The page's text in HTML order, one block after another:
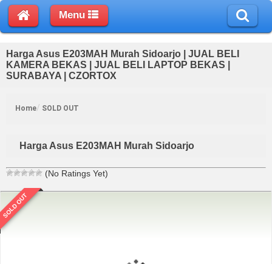
Menu
Harga Asus E203MAH Murah Sidoarjo | JUAL BELI
KAMERA BEKAS | JUAL BELI LAPTOP BEKAS |
SURABAYA | CZORTOX
Home SOLD OUT
Harga Asus E203MAH Murah Sidoarjo
(No Ratings Yet)
SOLD OUT